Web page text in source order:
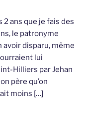
ans que je fais des
le patronyme
avoir disparu, même
lui
Hilliers par Jehan
père qu’on
moins […]